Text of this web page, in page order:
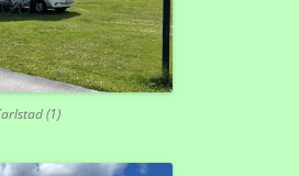
(1)